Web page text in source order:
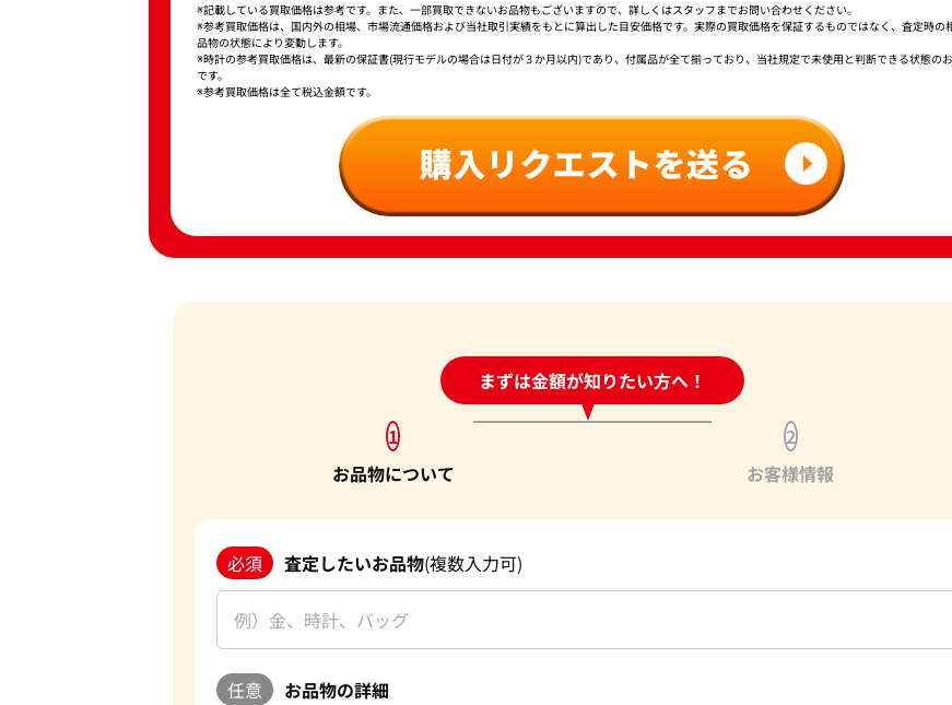
※記載している買取価格は参考です。また、一部買取できないお品物もございますので、詳しくはスタッフまでお問い合わせください。
※参考買取価格は、国内外の相場、市場流通価格および当社取引実績をもとに算出した目安価格です。実際の買取価格を保証するものではなく、査定時の
品物の状態により変動します。
※時計の参考買取価格は、最新の保証書(現行モデルの場合は日付が３か月以内)であり、付属品が全て揃っており、当社規定で未使用と判断できる状態の
です。
※参考買取価格は全て税込金額です。
まずは金額が知りたい方へ！
24時間受付中!問い合わせフォーム
1
お品物について
2
お客様情報
必須 査定したいお品物(複数入力可)
任意 お品物の詳細